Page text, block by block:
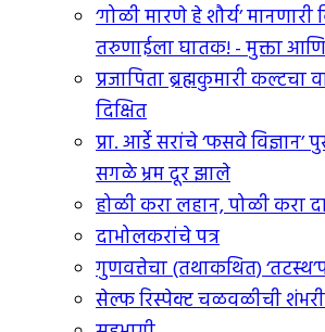
‘गोळी मारणे हे शौर्य’ मानणारी
तरुणाईला घातक! - मुक्ता
प्रजापिता ब्रह्मकुमारी कल्टचा
दिक्षित
प्रा. आर्डे सरांचे ‘फसवे
सगळे भ्रम दूर झाले
होळी करा लहान, पोळी करा
दाभोलकरांचे पत्र
गुणवत्तेचा (तथाकथित)
सेल्फ रिस्पेक्ट चळवळीची शंभरी